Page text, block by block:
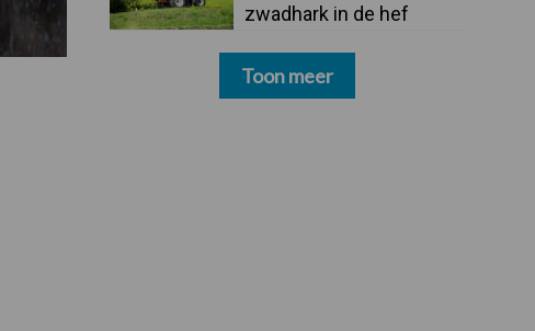
zwadhark in de hef
Toon meer